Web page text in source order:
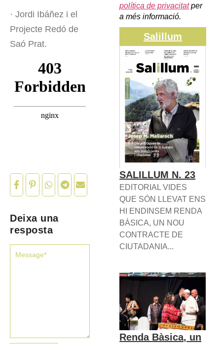
· Jordi Ibáñez i el
Projecte Redó de
Saó Prat.
Deixa una
resposta
política de privacitatper
a més informació.
Salillum
SALILLUM N. 23
EDITORIAL VIDES
QUE SÓN LLEVAT ENS
HI ENDINSEM RENDA
BÀSICA, UN NOU
CONTRACTE DE
CIUTADANIA...
Renda Bàsica, un